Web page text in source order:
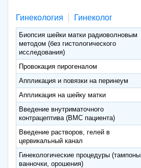
Гинекология Гинеколог
Биопсия шейки матки радиоволновым
методом (без гистологического
исследования)
Провокация пирогеналом
Аппликация и повязки на перинеум
Аппликация на шейку матки
Введение внутриматочного
контрацептива (ВМС пациента)
Введение растворов, гелей в
цервикальный канал
Гинекологические процедуры (тампоны,
ванночки, орошения)